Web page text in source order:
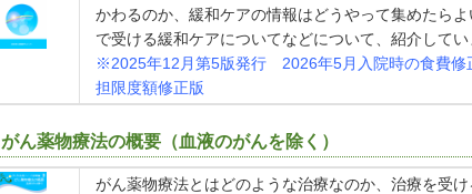
かわるのか、緩和ケアの情報はどうやって集めたら
で受ける緩和ケアについてなどについて、紹介して
※2025年12月第5版発行 2026年5月入院時の食費
担限度額修正版
がん薬物療法の概要（血液のがんを除く）
がん薬物療法とはどのような治療なのか、治療を受